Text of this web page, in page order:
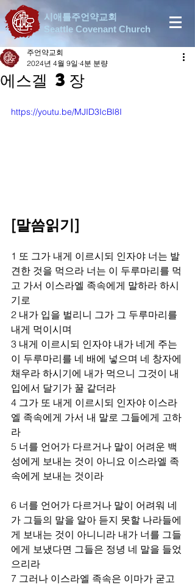
시애틀주언약교회
Seattle Covenant Church
에스겔 3장
주언약교회
2024년 4월 9일 4분 분량
https://youtu.be/MJID3IcBI8I
[말씀읽기]
1 또 그가 내게 이르시되 인자야 너는 발
견한 것을 먹으라 너는 이 두루마리를 먹
고 가서 이스라엘 족속에게 말하라 하시
기로
2 내가 입을 벌리니 그가 그 두루마리를
내게 먹이시며
3 내게 이르시되 인자야 내가 네게 주는
이 두루마리를 네 배에 넣으며 네 창자에
채우라 하시기에 내가 먹으니 그것이 내
입에서 달기가 꿀 같더라
4 그가 또 내게 이르시되 인자야 이스라
엘 족속에게 가서 내 말로 그들에게 고하
라
5 너를 언어가 다르거나 말이 어려운 백
성에게 보내는 것이 아니요 이스라엘 족
속에게 보내는 것이라
6 너를 언어가 다르거나 말이 어려워 네
가 그들의 말을 알아 듣지 못할 나라들에
게 보내는 것이 아니니라 내가 너를 그들
에게 보냈다면 그들은 정녕 네 말을 들었
으리라
7 그러나 이스라엘 족속은 이마가 굳고